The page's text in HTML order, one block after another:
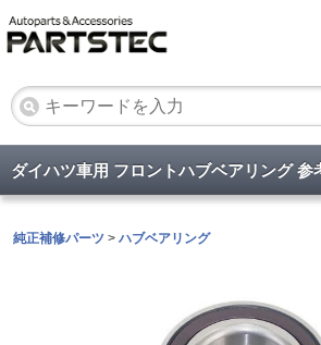
純正補修パーツ > ハブベアリング